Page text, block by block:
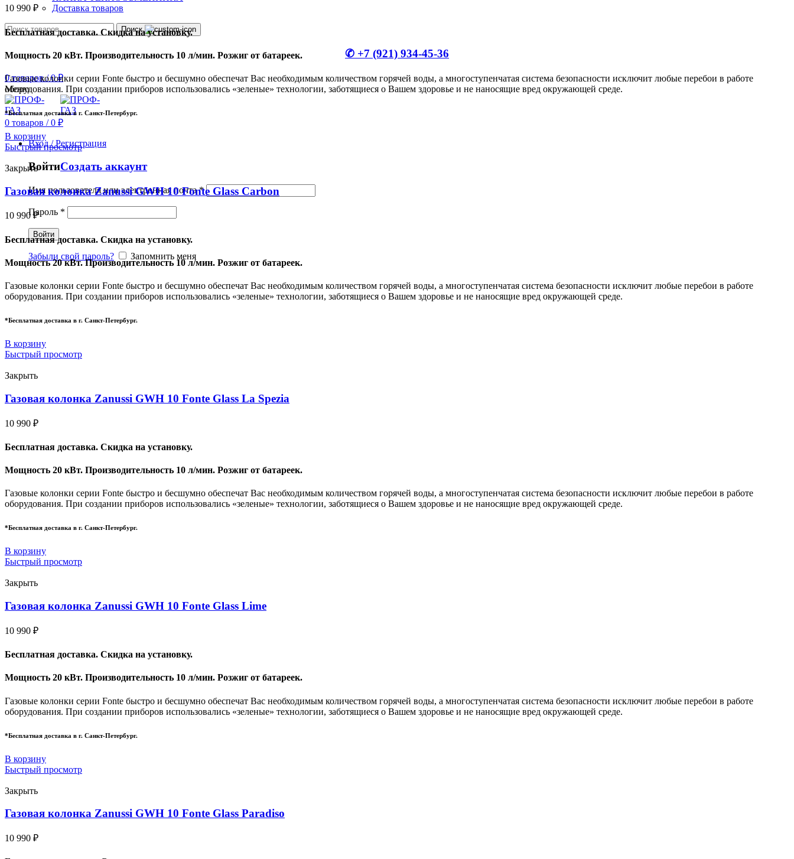
Доставка товаров
Поиск
✆ +7 (921) 934-45-36
0товаров / 0₽
Меню
0 товаров / 0 ₽
Вход / Регистрация
ВойтиСоздать аккаунт
Имя пользователя или электронная почта*
Пароль *
Войти
Забыли свой пароль? Запомнить меня
10 990 ₽
Бесплатная доставка. Скидка на установку.
Мощность 20 кВт. Производительность 10 л/мин. Розжиг от батареек.
Газовые колонки серии Fonte быстро и бесшумно обеспечат Вас необходимым количеством горячей воды, а многоступенчатая система безопасности исключит любые перебои в работе
оборудования. При создании приборов использовались «зеленые» технологии, заботящиеся о Вашем здоровье и не наносящие вред окружающей среде.
*Бесплатная доставка в г. Санкт-Петербург.
В корзину
Быстрый просмотр
Закрыть
Газовая колонка Zanussi GWH 10 Fonte Glass Carbon
10 990₽
Бесплатная доставка. Скидка на установку.
Мощность 20 кВт. Производительность 10 л/мин. Розжиг от батареек.
Газовые колонки серии Fonte быстро и бесшумно обеспечат Вас необходимым количеством горячей воды, а многоступенчатая система безопасности исключит любые перебои в работе
оборудования. При создании приборов использовались «зеленые» технологии, заботящиеся о Вашем здоровье и не наносящие вред окружающей среде.
*Бесплатная доставка в г. Санкт-Петербург.
В корзину
Быстрый просмотр
Закрыть
Газовая колонка Zanussi GWH 10 Fonte Glass La Spezia
10 990 ₽
Бесплатная доставка. Скидка на установку.
Мощность 20 кВт. Производительность 10 л/мин. Розжиг от батареек.
Газовые колонки серии Fonte быстро и бесшумно обеспечат Вас необходимым количеством горячей воды, а многоступенчатая система безопасности исключит любые перебои в работе
оборудования. При создании приборов использовались «зеленые» технологии, заботящиеся о Вашем здоровье и не наносящие вред окружающей среде.
*Бесплатная доставка в г. Санкт-Петербург.
В корзину
Быстрый просмотр
Закрыть
Газовая колонка Zanussi GWH 10 Fonte Glass Lime
10 990 ₽
Бесплатная доставка. Скидка на установку.
Мощность 20 кВт. Производительность 10 л/мин. Розжиг от батареек.
Газовые колонки серии Fonte быстро и бесшумно обеспечат Вас необходимым количеством горячей воды, а многоступенчатая система безопасности исключит любые перебои в работе
оборудования. При создании приборов использовались «зеленые» технологии, заботящиеся о Вашем здоровье и не наносящие вред окружающей среде.
*Бесплатная доставка в г. Санкт-Петербург.
В корзину
Быстрый просмотр
Закрыть
Газовая колонка Zanussi GWH 10 Fonte Glass Paradiso
10 990 ₽